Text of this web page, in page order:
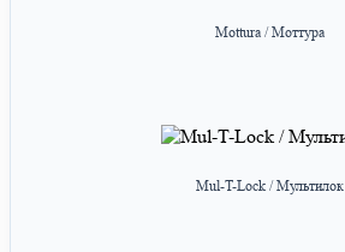
Mottura / Моттура
Mul-T-Lock / Мультилок